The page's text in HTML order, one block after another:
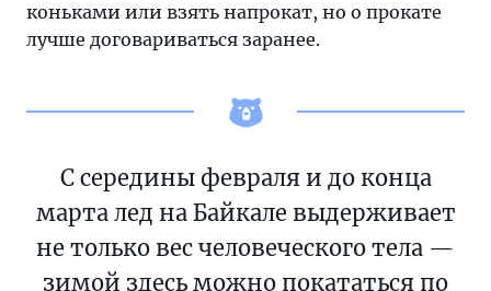
коньками или взять напрокат, но о прокате
лучше договариваться заранее.
С середины февраля и до конца
марта лед на Байкале выдерживает
не только вес человеческого тела —
зимой здесь можно покататься по